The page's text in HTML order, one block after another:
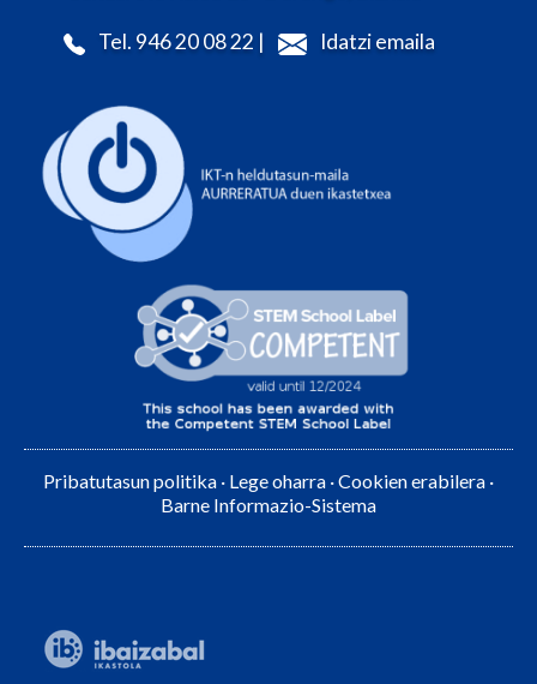
Tel. 946 20 08 22 | Idatzi emaila
Pribatutasun politika · Lege oharra ·Cookien erabilera ·
Barne Informazio-Sistema